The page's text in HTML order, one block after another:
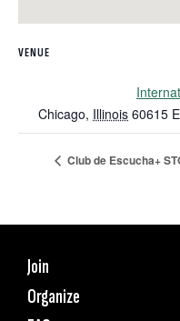
VENUE
Chicago, Illinois 60615
Club de Escucha+
Join
Organize